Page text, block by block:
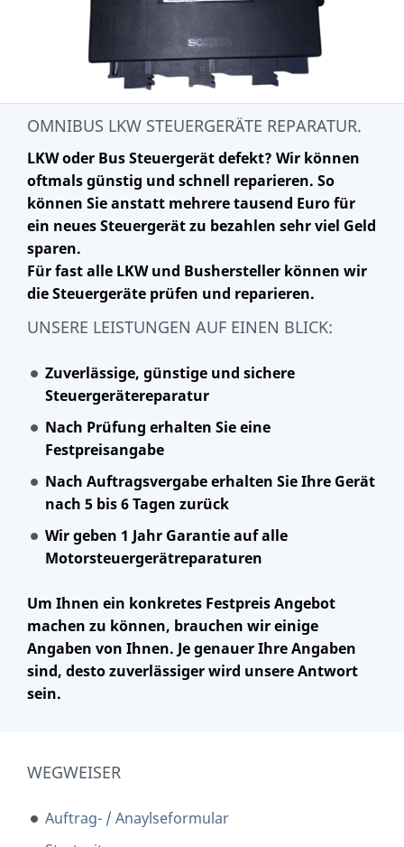
OMNIBUS LKW STEUERGERÄTE REPARATUR.
LKW oder Bus Steuergerät defekt? Wir können
oftmals günstig und schnell reparieren. So
können Sie anstatt mehrere tausend Euro für
ein neues Steuergerät zu bezahlen sehr viel Geld
sparen.
Für fast alle LKW und Bushersteller können wir
die Steuergeräte prüfen und reparieren.
UNSERE LEISTUNGEN AUF EINEN BLICK:
Zuverlässige, günstige und sichere
Steuergerätereparatur
Nach Prüfung erhalten Sie eine
Festpreisangabe
Nach Auftragsvergabe erhalten Sie Ihre Gerät
nach 5 bis 6 Tagen zurück
Wir geben 1 Jahr Garantie auf alle
Motorsteuergerätreparaturen
Um Ihnen ein konkretes Festpreis Angebot
machen zu können, brauchen wir einige
Angaben von Ihnen. Je genauer Ihre Angaben
sind, desto zuverlässiger wird unsere Antwort
sein.
WEGWEISER
Auftrag- / Anaylseformular